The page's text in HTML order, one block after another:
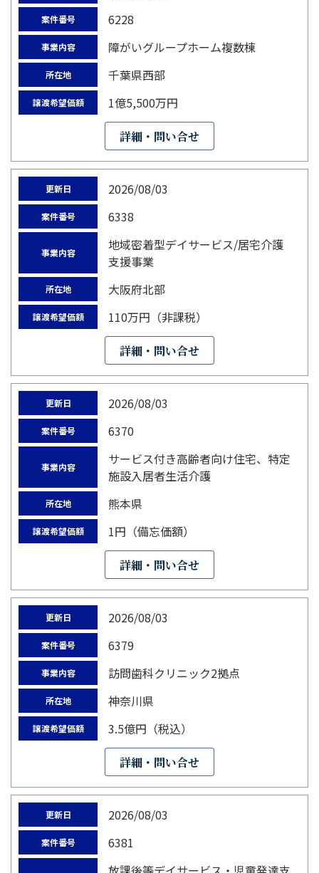
案件番号 6228
事業内容 障がいグループホーム複数棟
所在地 千葉県西部
譲渡希望価額 1億5,500万円
詳細・問い合せ
更新日 2026/08/03
案件番号 6338
事業内容
地域密着型デイサービス/居宅介護
支援事業
所在地 大阪府北部
譲渡希望価額 110万円（非課税）
詳細・問い合せ
更新日 2026/08/03
案件番号 6370
事業内容
サービス付き高齢者向け住宅、特定
施設入居者生活介護
所在地 熊本県
譲渡希望価額 1円（備忘価額）
詳細・問い合せ
更新日 2026/08/03
案件番号 6379
事業内容 訪問歯科クリニック2拠点
所在地 神奈川県
譲渡希望価額 3.5億円（税込）
詳細・問い合せ
更新日 2026/08/03
案件番号 6381